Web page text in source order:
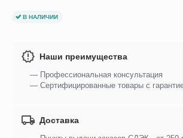
В НАЛИЧИИ
Наши преимущества
— Профессиональная консультация
— Сертифицированные товары с
Доставка